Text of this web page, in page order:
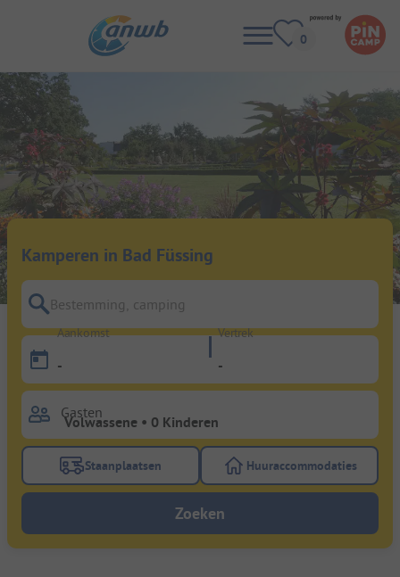
Kamperen in Bad Füssing
Bestemming, camping
Aankomst
-
Vertrek
-
Gasten
Gebruik de filterknop staanplaatsen om te zoeken
Staanplaatsen Gebruik de
Huuraccommodaties
Zoeken